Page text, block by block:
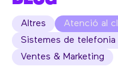
Altres Atenció al
Sistemes de telefonia
Ventes & Marketing